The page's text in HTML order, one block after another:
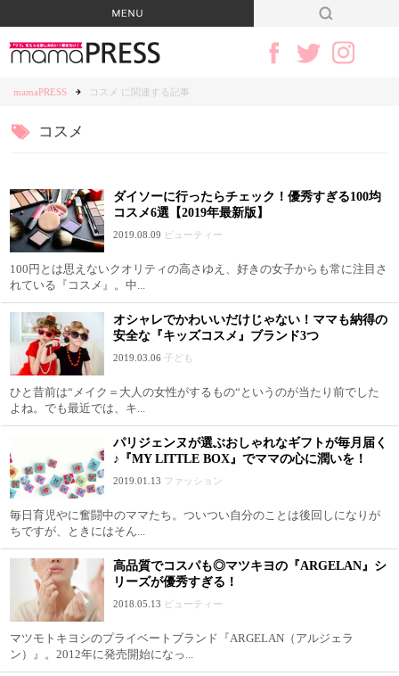
mamaPRESS コスメ に関連する記事
コスメ
ダイソーに行ったらチェック！優秀すぎる100均
コスメ6選【2019年最新版】
2019.08.09 ビューティー
100円とは思えないクオリティの高さゆえ、好きの女子からも常に注目さ
れている『コスメ』。中...
オシャレでかわいいだけじゃない！ママも納得の
安全な『キッズコスメ』ブランド3つ
2019.03.06 子ども
ひと昔前は“メイク＝大人の女性がするもの“というのが当たり前でした
よね。でも最近では、キ...
パリジェンヌが選ぶおしゃれなギフトが毎月届く
♪『MY LITTLE BOX』でママの心に潤いを！
2019.01.13 ファッション
毎日育児やに奮闘中のママたち。ついつい自分のことは後回しになりが
ちですが、ときにはそん...
高品質でコスパも◎マツキヨの『ARGELAN』シ
リーズが優秀すぎる！
2018.05.13 ビューティー
マツモトキヨシのプライベートブランド『ARGELAN（アルジェラ
ン）』。2012年に発売開始になっ...